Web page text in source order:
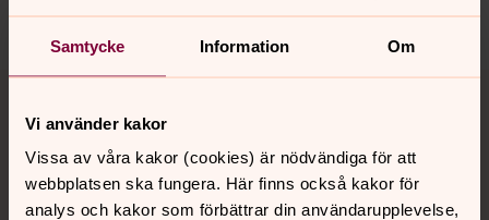
Samtycke Information Om
Vi använder kakor
Vissa av våra kakor (cookies) är nödvändiga för att
webbplatsen ska fungera. Här finns också kakor för
analys och kakor som förbättrar din användarupplevelse,
Tillbaka till toppen
Tillbaka till innehållet
Kontakt